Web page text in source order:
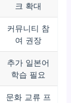
크 확대
커뮤니티 참
여 권장
추가 일본어
학습 필요
문화 교류 프